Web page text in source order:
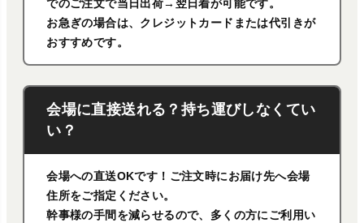
でのご注文で当日出荷→翌日着が可能です。
お急ぎの場合は、クレジットカードまたは代引きが
おすすめです。
会場に直接送れる？持ち運びしなくてい
い？
会場への直送OKです！ご注文時にお届け先へ会場
住所をご指定ください。
幹事様の手間を減らせるので、多くの方にご利用い